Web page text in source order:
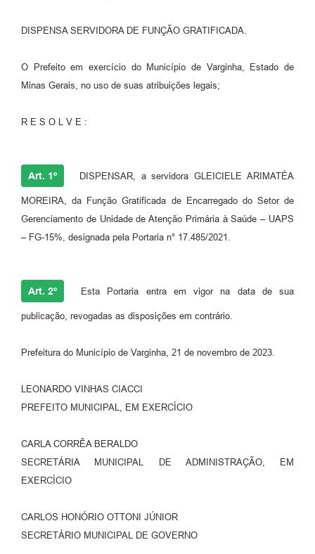
DISPENSA SERVIDORA DE FUNÇÃO GRATIFICADA.
O Prefeito em exercício do Município de Varginha, Estado de
Minas Gerais, no uso de suas atribuições legais;
R E S O L V E :
Art. 1º DISPENSAR, a servidora GLEICIELE ARIMATÉA
MOREIRA, da Função Gratificada de Encarregado do Setor de
Gerenciamento de Unidade de Atenção Primária à Saúde – UAPS
– FG-15%, designada pela Portaria n° 17.485/2021.
Art. 2º Esta Portaria entra em vigor na data de sua
publicação, revogadas as disposições em contrário.
Prefeitura do Município de Varginha, 21 de novembro de 2023.
LEONARDO VINHAS CIACCI
PREFEITO MUNICIPAL, EM EXERCÍCIO
CARLA CORRÊA BERALDO
SECRETÁRIA MUNICIPAL DE ADMINISTRAÇÃO, EM
EXERCÍCIO
CARLOS HONÓRIO OTTONI JÚNIOR
SECRETÁRIO MUNICIPAL DE GOVERNO